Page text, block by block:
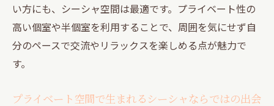
い方にも、シーシャ空間は最適です。プライベート性の
高い個室や半個室を利用することで、周囲を気にせず自
分のペースで交流やリラックスを楽しめる点が魅力で
す。
プライベート空間で生まれるシーシャならではの出会